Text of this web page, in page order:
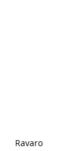
Ravaro